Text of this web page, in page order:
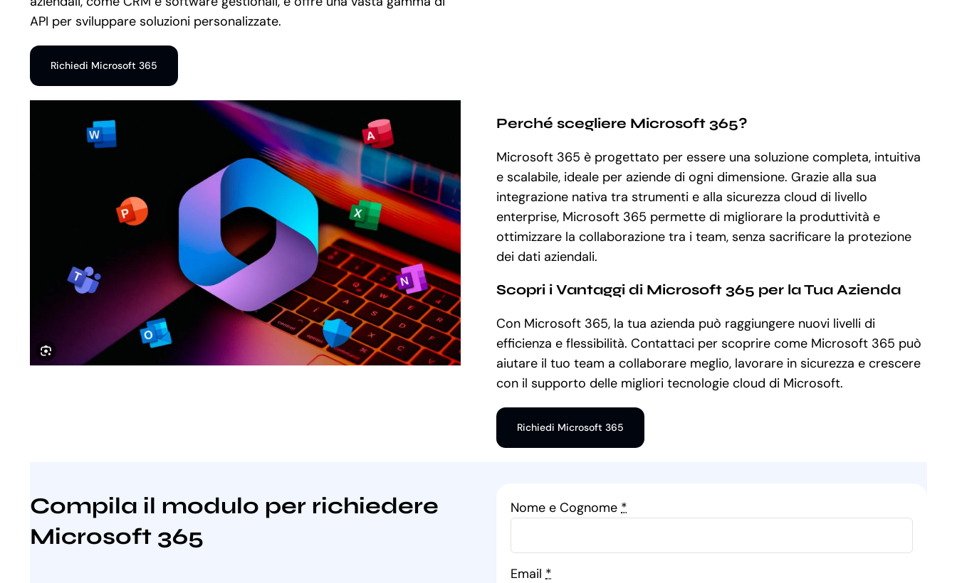
API per sviluppare soluzioni personalizzate.
Richiedi Microsoft 365
Perché scegliere Microsoft 365?
Microsoft 365 è progettato per essere una soluzione completa, intuitiva
e scalabile, ideale per aziende di ogni dimensione. Grazie alla sua
integrazione nativa tra strumenti e alla sicurezza cloud di livello
enterprise, Microsoft 365 permette di migliorare la produttività e
ottimizzare la collaborazione tra i team, senza sacrificare la protezione
dei dati aziendali.
Scopri i Vantaggi di Microsoft 365 per la Tua Azienda
Con Microsoft 365, la tua azienda può raggiungere nuovi livelli di
efficienza e flessibilità. Contattaci per scoprire come Microsoft 365 può
aiutare il tuo team a collaborare meglio, lavorare in sicurezza e crescere
con il supporto delle migliori tecnologie cloud di Microsoft.
Richiedi Microsoft 365
Compila il modulo per richiedere
Microsoft 365
Nome e Cognome *
Email *